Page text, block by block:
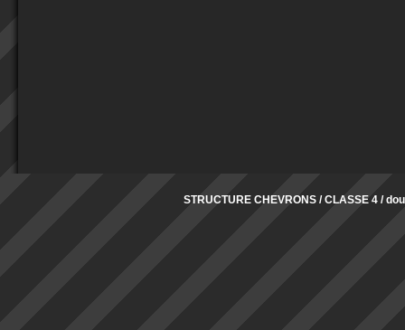
STRUCTURE CHEVRONS / CLASSE 4 /